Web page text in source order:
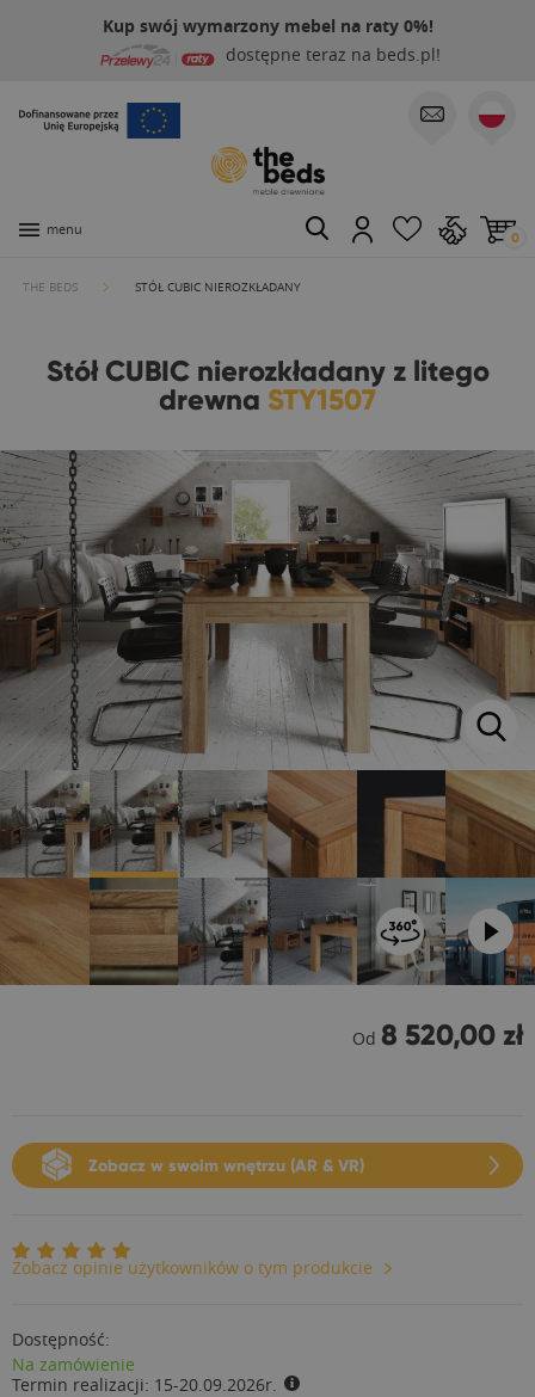
Kup swój wymarzony mebel na raty 0%!
dostępne teraz na beds.pl!
menu 0
THE BEDS STÓŁ CUBIC NIEROZKŁADANY
Stół CUBIC nierozkładany z litego
drewna STY1507
Od 8 520,00 zł
Zobacz w swoim wnętrzu (AR & VR)
Zobacz opinie użytkowników o tym produkcie
Dostępność:
Na zamówienie
Termin realizacji: 15-20.09.2026r.